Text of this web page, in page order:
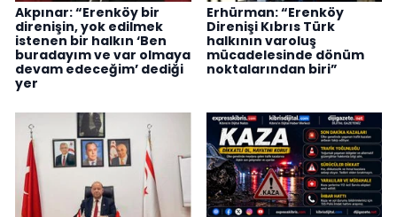
Akpınar: “Erenköy bir
direnişin, yok edilmek
istenen bir halkın ‘Ben
buradayım ve var olmaya
devam edeceğim’ dediği
yer
Erhürman: “Erenköy
Direnişi Kıbrıs Türk
halkının varoluş
mücadelesinde dönüm
noktalarından biri”